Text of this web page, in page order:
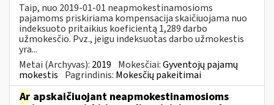
Taip, nuo 2019-01-01 neapmokestinamosioms
pajamoms priskiriama kompensacija skaičiuojama nuo
indeksuoto pritaikius koeficientą 1,289 darbo
užmokesčio. Pvz., jeigu indeksuotas darbo užmokestis
yra...
Metai (Archyvas): 2019 Mokesčiai:Gyventojų pajamų
mokestis Pagrindinis: Mokesčių pakeitimai
Ar apskaičiuojant neapmokestinamosioms